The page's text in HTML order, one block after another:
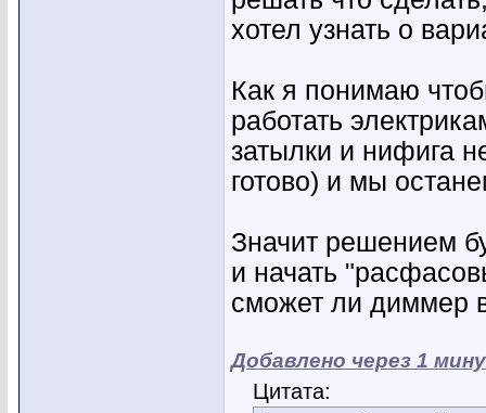
хотел узнать о
Как я понимаю
работать
затылки и нифига
готово) и мы
Значит решением
и начать
сможет ли диммер
Добавлено через 1
Цитата: